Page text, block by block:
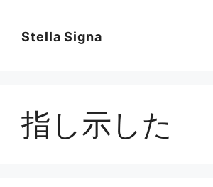
Stella Signa
指し示した